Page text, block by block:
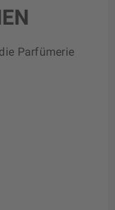
Parfümerie